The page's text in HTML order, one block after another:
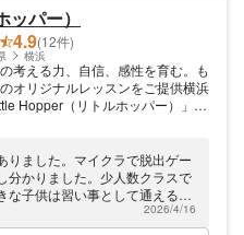
パー）
4.9(12件)
横浜
考える力、自信、感性を育む。も
オリジナルレッスンをご提供横浜
Hopper（リトルホッパー）」は
やレーザー加工機等を取り入れ、
「やりたいこと」「つくりたいも
とん実現。「センター北駅」直結
。体験教室も開催していますので
加ください。
りました。マイクラで脱出ゲー
分かりました。少人数クラスで
な子供は習い事として通えるよ
2026/4/16